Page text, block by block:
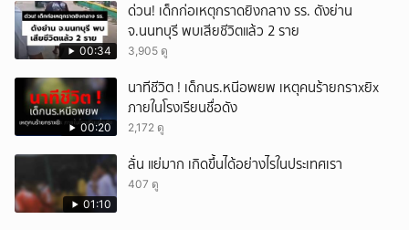
00:34
ด่วน! เด็กก่อเหตุกราดยิงกลาง รร. ดังย่าน
จ.นนทบุรี พบเสียชีวิตแล้ว 2 ราย
3,905 ดู
00:20
นาทีชีวิต ! เด็กนร.หนีอพยพ เหตุคนร้ายกราxยิx
ภายในโรงเรียนชื่อดัง
2,172 ดู
01:10
ลั่น แย่มาก เกิดขึ้นได้อย่างไรในประเทศเรา
407 ดู